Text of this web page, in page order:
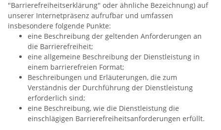
"Barrierefreiheitserklärung" oder ähnliche Bezeichnung) auf
unserer Internetpräsenz aufrufbar und umfassen
insbesondere folgende Punkte:
eine Beschreibung der geltenden Anforderungen an
die Barrierefreiheit;
eine allgemeine Beschreibung der Dienstleistung in
einem barrierefreien Format;
Beschreibungen und Erläuterungen, die zum
Verständnis der Durchführung der Dienstleistung
erforderlich sind;
eine Beschreibung, wie die Dienstleistung die
einschlägigen Barrierefreiheitsanforderungen erfüllt.